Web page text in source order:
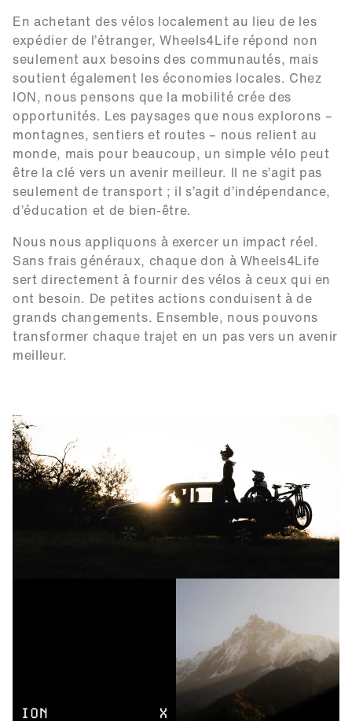
En achetant des vélos localement au lieu de les
expédier de l’étranger, Wheels4Life répond non
seulement aux besoins des communautés, mais
soutient également les économies locales. Chez
ION, nous pensons que la mobilité crée des
opportunités. Les paysages que nous explorons –
montagnes, sentiers et routes – nous relient au
monde, mais pour beaucoup, un simple vélo peut
être la clé vers un avenir meilleur. Il ne s’agit pas
seulement de transport ; il s’agit d’indépendance,
d’éducation et de bien-être.
Nous nous appliquons à exercer un impact réel.
Sans frais généraux, chaque don à Wheels4Life
sert directement à fournir des vélos à ceux qui en
ont besoin. De petites actions conduisent à de
grands changements. Ensemble, nous pouvons
transformer chaque trajet en un pas vers un avenir
meilleur.